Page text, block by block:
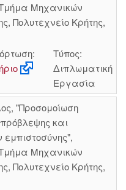
Μηχανικών
Πολυτεχνείο Κρήτης,
Τύπος:
Διπλωματική
Εργασία
"Προσομοίωση
και
Μηχανικών
Πολυτεχνείο Κρήτης,